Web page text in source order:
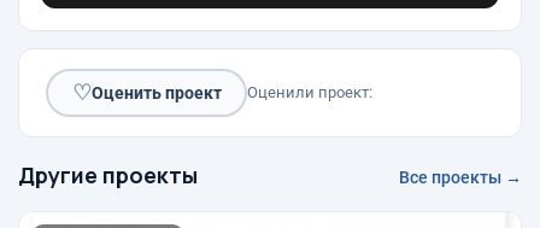
♡Оценить проект Оценили проект:
Другие проекты Все проекты →